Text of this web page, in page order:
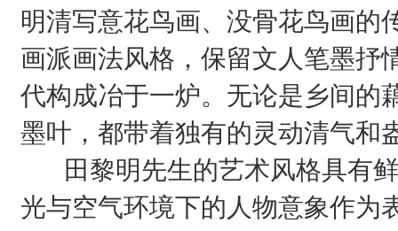
明清写意花鸟画、没骨花鸟画的
画派画法风格，保留文人笔墨抒
代构成冶于一炉。无论是乡间的
墨叶，都带着独有的灵动清气和
田黎明先生的艺术风格具有鲜
光与空气环境下的人物意象作为